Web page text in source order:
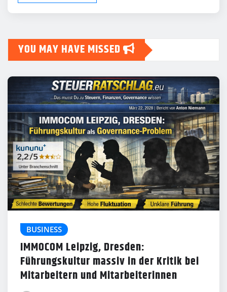
YOU MAY HAVE MISSED
BUSINESS
IMMOCOM Leipzig, Dresden:
Führungskultur massiv in der Kritik bei
Mitarbeitern und Mitarbeiterinnen